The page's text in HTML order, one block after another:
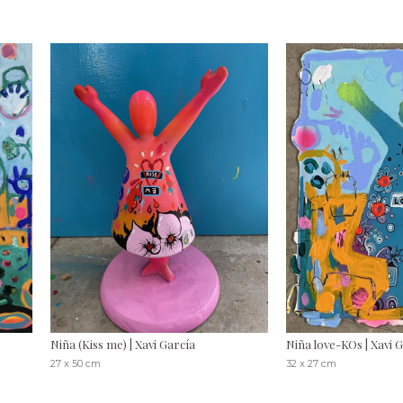
Niña (Kiss me) | Xavi García
27 x 50 cm
Niña love-KOs | Xavi
32 x 27 cm